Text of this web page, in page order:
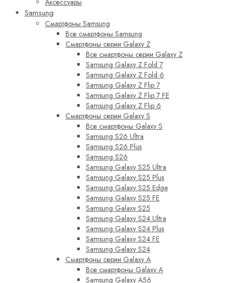
Аксессуары
Samsung
Смартфоны Samsung
Все смартфоны Samsung
Смартфоны серии Galaxy Z
Все смартфоны серии Galaxy Z
Samsung Galaxy Z Fold 7
Samsung Galaxy Z Fold 6
Samsung Galaxy Z Flip 7
Samsung Galaxy Z Flip 7 FE
Samsung Galaxy Z Flip 6
Смартфоны серии Galaxy S
Все смартфоны Galaxy S
Samsung S26 Ultra
Samsung S26 Plus
Samsung S26
Samsung Galaxy S25 Ultra
Samsung Galaxy S25 Plus
Samsung Galaxy S25 Edge
Samsung Galaxy S25 FE
Samsung Galaxy S25
Samsung Galaxy S24 Ultra
Samsung Galaxy S24 Plus
Samsung Galaxy S24 FE
Samsung Galaxy S24
Смартфоны серии Galaxy A
Все смартфоны Galaxy A
Samsung Galaxy A56